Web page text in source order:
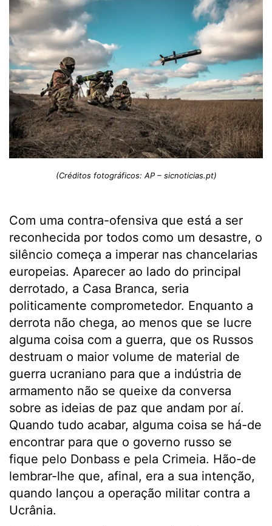
(Créditos fotográficos: AP – sicnoticias.pt)
Com uma contra-ofensiva que está a ser
reconhecida por todos como um desastre, o
silêncio começa a imperar nas chancelarias
europeias. Aparecer ao lado do principal
derrotado, a Casa Branca, seria
politicamente comprometedor. Enquanto a
derrota não chega, ao menos que se lucre
alguma coisa com a guerra, que os Russos
destruam o maior volume de material de
guerra ucraniano para que a indústria de
armamento não se queixe da conversa
sobre as ideias de paz que andam por aí.
Quando tudo acabar, alguma coisa se há-de
encontrar para que o governo russo se
fique pelo Donbass e pela Crimeia. Hão-de
lembrar-lhe que, afinal, era a sua intenção,
quando lançou a operação militar contra a
Ucrânia.